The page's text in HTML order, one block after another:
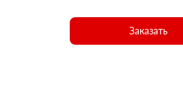
Заказать